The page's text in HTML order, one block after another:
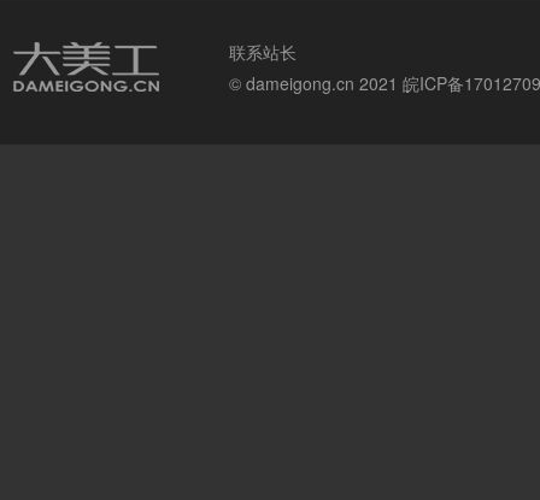
联系站长
© dameigong.cn 2021 皖ICP备